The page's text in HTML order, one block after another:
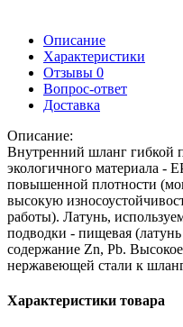
Описание
Характеристики
Отзывы 0
Вопрос-ответ
Доставка
Описание:
Внутренний шланг гибкой
экологичного материала -
повышенной плотности
высокую
работы). Латунь,
подводки - пищевая
содержание Zn, Pb. Высокое
нержавеющей стали к
Характеристики товара